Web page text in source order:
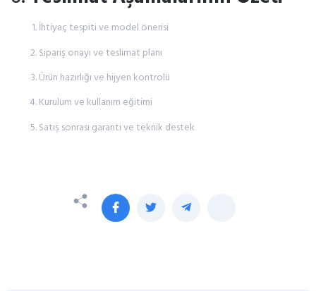
İhtiyaç tespiti ve model önerisi
Sipariş onayı ve teslimat planı
Ürün hazırlığı ve hijyen kontrolü
Kurulum ve kullanım eğitimi
Satış sonrası garanti ve teknik destek